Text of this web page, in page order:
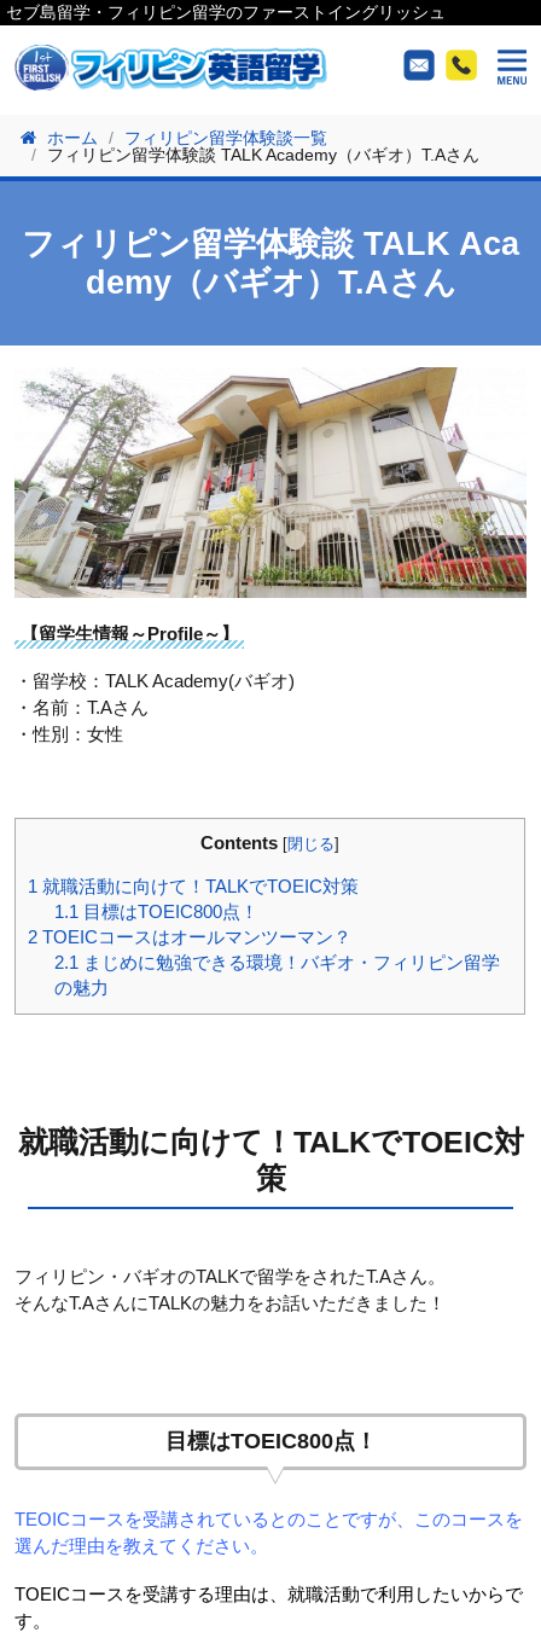
セブ島留学・フィリピン留学のファーストイングリッシュ
ホーム
フィリピン留学体験談一覧
フィリピン留学体験談 TALK Academy（バギオ）T.Aさん
フィリピン留学体験談 TALK Aca
demy（バギオ）T.Aさん
【留学生情報～Profile～】
・留学校：TALK Academy(バギオ)
・名前：T.Aさん
・性別：女性
Contents [閉じる]
1 就職活動に向けて！TALKでTOEIC対策
1.1 目標はTOEIC800点！
2 TOEICコースはオールマンツーマン？
2.1 まじめに勉強できる環境！バギオ・フィリピン留学
の魅力
就職活動に向けて！TALKでTOEIC対
策
フィリピン・バギオのTALKで留学をされたT.Aさん。
そんなT.AさんにTALKの魅力をお話いただきました！
目標はTOEIC800点！
TEOICコースを受講されているとのことですが、このコースを
選んだ理由を教えてください。
TOEICコースを受講する理由は、就職活動で利用したいからで
す。